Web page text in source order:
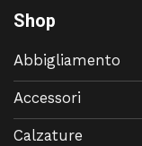
Shop
Abbigliamento
Accessori
Calzature